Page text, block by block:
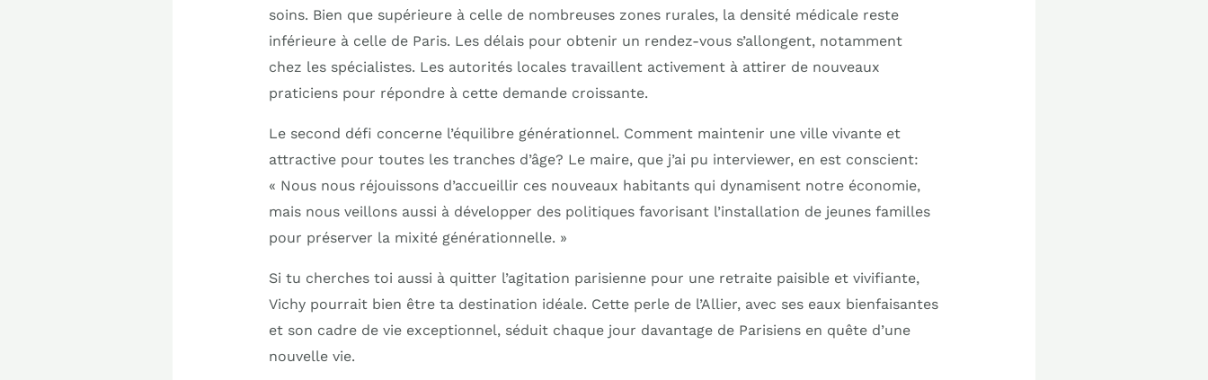
soins. Bien que supérieure à celle de nombreuses zones rurales, la densité médicale reste
inférieure à celle de Paris. Les délais pour obtenir un rendez-vous s’allongent, notamment
chez les spécialistes. Les autorités locales travaillent activement à attirer de nouveaux
praticiens pour répondre à cette demande croissante.
Le second défi concerne l’équilibre générationnel. Comment maintenir une ville vivante et
attractive pour toutes les tranches d’âge? Le maire, que j’ai pu interviewer, en est conscient:
« Nous nous réjouissons d’accueillir ces nouveaux habitants qui dynamisent notre économie,
mais nous veillons aussi à développer des politiques favorisant l’installation de jeunes familles
pour préserver la mixité générationnelle. »
Si tu cherches toi aussi à quitter l’agitation parisienne pour une retraite paisible et vivifiante,
Vichy pourrait bien être ta destination idéale. Cette perle de l’Allier, avec ses eaux bienfaisantes
et son cadre de vie exceptionnel, séduit chaque jour davantage de Parisiens en quête d’une
nouvelle vie.